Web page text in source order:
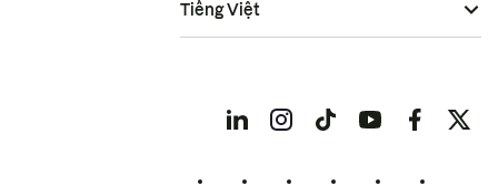
Tiếng Việt